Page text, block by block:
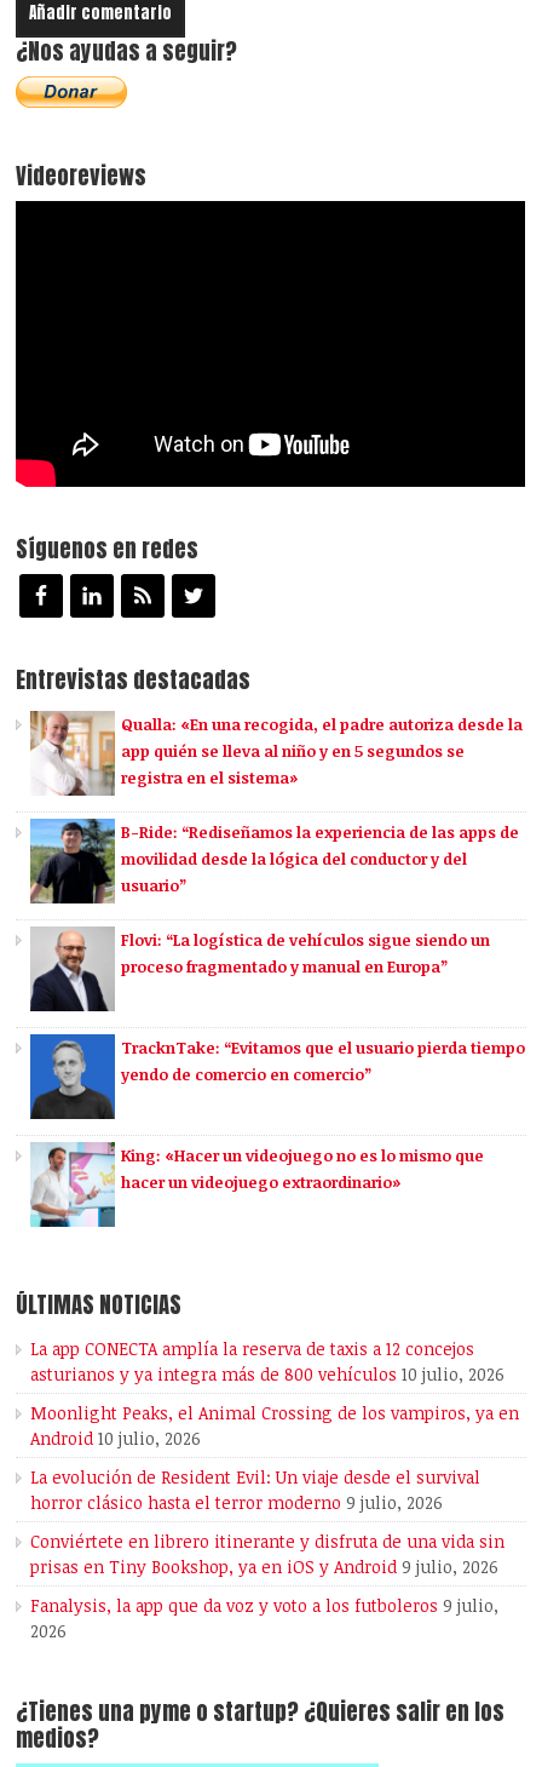
¿Nos ayudas a seguir?
Videoreviews
Síguenos en redes
Entrevistas destacadas
Qualla: «En una recogida, el padre autoriza desde la
app quién se lleva al niño y en 5 segundos se
registra en el sistema»
B-Ride: “Rediseñamos la experiencia de las apps de
movilidad desde la lógica del conductor y del
usuario”
Flovi: “La logística de vehículos sigue siendo un
proceso fragmentado y manual en Europa”
TracknTake: “Evitamos que el usuario pierda tiempo
yendo de comercio en comercio”
King: «Hacer un videojuego no es lo mismo que
hacer un videojuego extraordinario»
ÚLTIMAS NOTICIAS
La app CONECTA amplía la reserva de taxis a 12 concejos
asturianos y ya integra más de 800 vehículos 10 julio, 2026
Moonlight Peaks, el Animal Crossing de los vampiros, ya en
Android 10 julio, 2026
La evolución de Resident Evil: Un viaje desde el survival
horror clásico hasta el terror moderno 9 julio, 2026
Conviértete en librero itinerante y disfruta de una vida sin
prisas en Tiny Bookshop, ya en iOS y Android 9 julio, 2026
Fanalysis, la app que da voz y voto a los futboleros 9 julio,
2026
¿Tienes una pyme o startup? ¿Quieres salir en los
medios?